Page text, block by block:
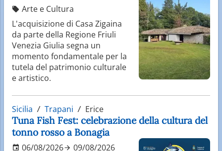
Arte e Cultura
L'acquisizione di Casa Zigaina
da parte della Regione Friuli
Venezia Giulia segna un
momento fondamentale per la
tutela del patrimonio culturale
e artistico.
Sicilia Trapani Erice
Tuna Fish Fest: celebrazione della cultura del
tonno rosso a Bonagia
06/08/2026
09/08/2026